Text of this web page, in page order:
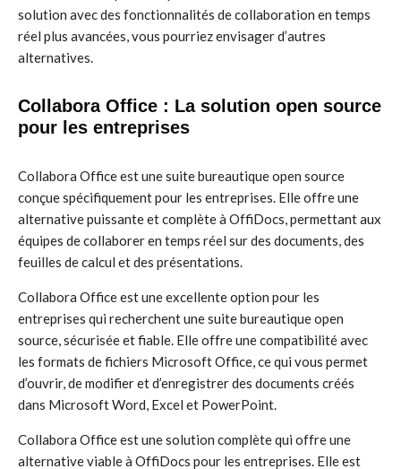
solution avec des fonctionnalités de collaboration en temps
réel plus avancées, vous pourriez envisager d’autres
alternatives.
Collabora Office : La solution open source
pour les entreprises
Collabora Office est une suite bureautique open source
conçue spécifiquement pour les entreprises. Elle offre une
alternative puissante et complète à OffiDocs, permettant aux
équipes de collaborer en temps réel sur des documents, des
feuilles de calcul et des présentations.
Collabora Office est une excellente option pour les
entreprises qui recherchent une suite bureautique open
source, sécurisée et fiable. Elle offre une compatibilité avec
les formats de fichiers Microsoft Office, ce qui vous permet
d’ouvrir, de modifier et d’enregistrer des documents créés
dans Microsoft Word, Excel et PowerPoint.
Collabora Office est une solution complète qui offre une
alternative viable à OffiDocs pour les entreprises. Elle est